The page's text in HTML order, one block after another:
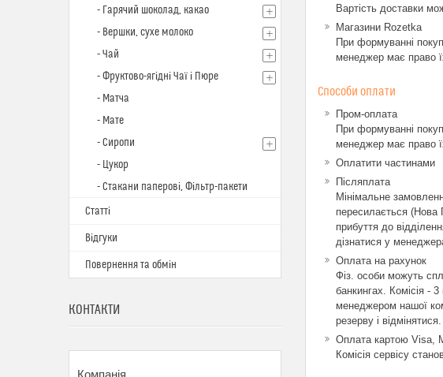
Вартість доставки
Магазини Rozetka
При формуванні
менеджер має право
Способи оплати
Пром-оплата
При формуванні
менеджер має право
Оплатити частинами
Післяплата
Мінімальне
пересилається
прибуття до
дізнатися у
Оплата на рахунок
Фіз. особи можуть
банкингах. Комісія -
менеджером нашої
резерву і відмінятися.
Оплата картою Visa,
Комісія сервісу
- Гарячий шоколад, какао
- Вершки, сухе молоко
- Чай
- Фруктово-ягідні Чаї і Пюре
- Матча
- Мате
- Сиропи
- Цукор
- Стакани паперові, Фільтр-пакети
Статті
Відгуки
Повернення та обмін
КОНТАКТИ